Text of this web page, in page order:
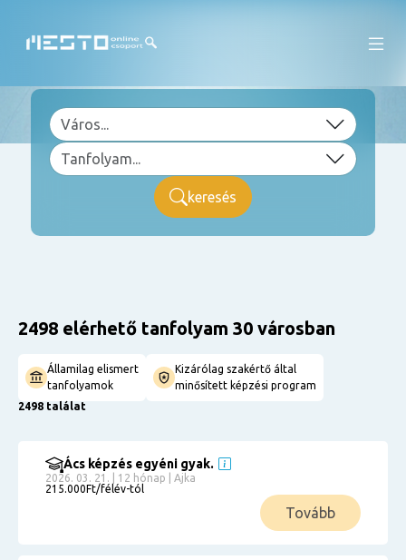
keresés
2498 elérhető tanfolyam 30 városban
Államilag elismert
tanfolyamok
Kizárólag szakértő által
minősített képzési program
2498 találat
Ács képzés egyéni gyak.
2026. 03. 21. | 12 hónap | Ajka
215.000Ft/félév-tól
Tovább